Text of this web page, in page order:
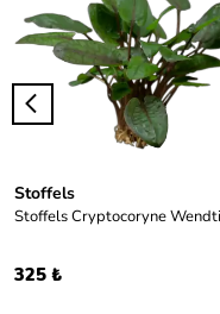
Stoffels
325 ₺